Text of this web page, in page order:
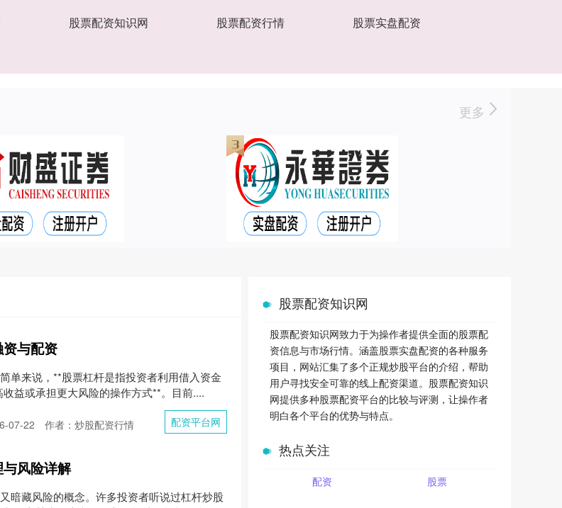
股票配资知识网 股票配资行情 股票实盘配资
更多
与配资
单来说，**股票杠杆是指投资者利用借入资金
益或承担更大风险的操作方式**。目前....
配资平台网
07-22 作者：炒股配资行情
风险详解
暗藏风险的概念。许多投资者听说过杠杆炒股
股票配资知识网
股票配资知识网致力于为操作者提供全面的股票配
资信息与市场行情。涵盖股票实盘配资的各种服务
项目，网站汇集了多个正规炒股平台的介绍，帮助
用户寻找安全可靠的线上配资渠道。股票配资知识
网提供多种股票配资平台的比较与评测，让操作者
明白各个平台的优势与特点。
热点关注
配资 股票